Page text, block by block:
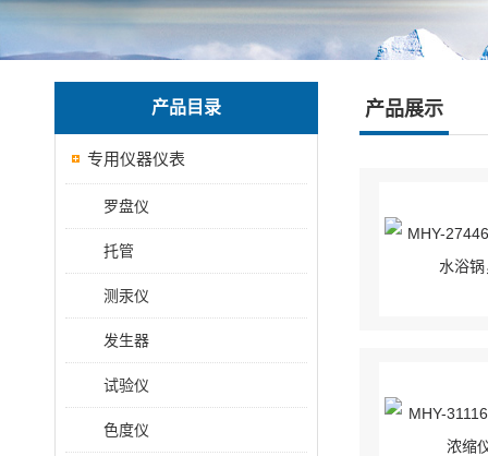
产品目录
专用仪器仪表
罗盘仪
托管
测汞仪
发生器
试验仪
色度仪
产品展示